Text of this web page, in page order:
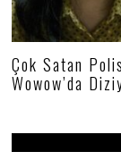
Çok Satan
Wowow’da